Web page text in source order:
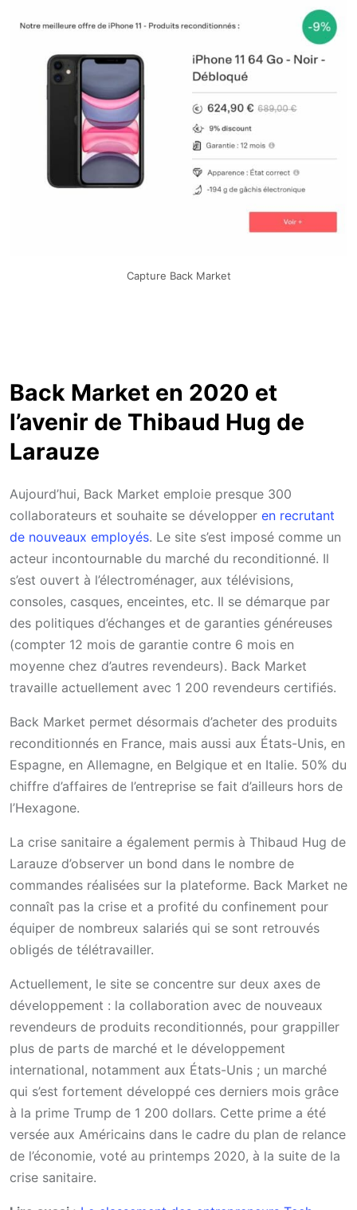
Capture Back Market
Back Market en 2020 et
l’avenir de Thibaud Hug de
Larauze
Aujourd’hui, Back Market emploie presque 300
collaborateurs et souhaite se développer en recrutant
de nouveaux employés. Le site s’est imposé comme un
acteur incontournable du marché du reconditionné. Il
s’est ouvert à l’électroménager, aux télévisions,
consoles, casques, enceintes, etc. Il se démarque par
des politiques d’échanges et de garanties généreuses
(compter 12 mois de garantie contre 6 mois en
moyenne chez d’autres revendeurs). Back Market
travaille actuellement avec 1 200 revendeurs certifiés.
Back Market permet désormais d’acheter des produits
reconditionnés en France, mais aussi aux États-Unis, en
Espagne, en Allemagne, en Belgique et en Italie. 50% du
chiffre d’affaires de l’entreprise se fait d’ailleurs hors de
l’Hexagone.
La crise sanitaire a également permis à Thibaud Hug de
Larauze d’observer un bond dans le nombre de
commandes réalisées sur la plateforme. Back Market ne
connaît pas la crise et a profité du confinement pour
équiper de nombreux salariés qui se sont retrouvés
obligés de télétravailler.
Actuellement, le site se concentre sur deux axes de
développement : la collaboration avec de nouveaux
revendeurs de produits reconditionnés, pour grappiller
plus de parts de marché et le développement
international, notamment aux États-Unis ; un marché
qui s’est fortement développé ces derniers mois grâce
à la prime Trump de 1 200 dollars. Cette prime a été
versée aux Américains dans le cadre du plan de relance
de l’économie, voté au printemps 2020, à la suite de la
crise sanitaire.